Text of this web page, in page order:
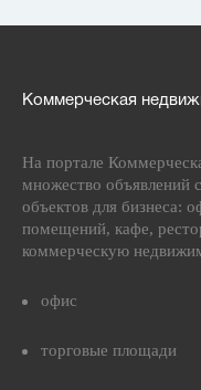
Коммерческая
На портале
множество объявлений
объектов для бизнеса:
помещений, кафе,
коммерческую
офис
торговые площади